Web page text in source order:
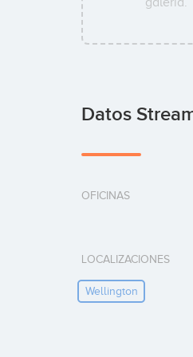
Datos
OFICINAS
LOCALIZACIONES
Wellington